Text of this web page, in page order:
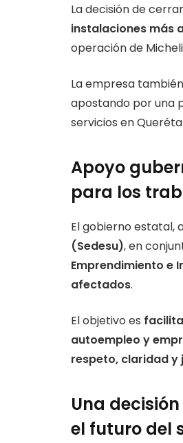
La decisión de
instalaciones más
operación de
La empresa
apostando por una
servicios en
Apoyo
para los
El gobierno estatal,
(Sedesu), en
Emprendimiento e
afectados.
El objetivo es
autoempleo y
respeto, claridad y
Una
el futuro del